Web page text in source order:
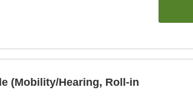
(Mobility/Hearing, Roll-in